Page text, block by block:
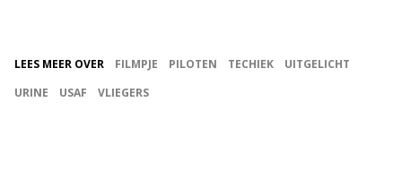
LEES MEER OVER FILMPJE PILOTEN TECHIEK
UITGELICHT
URINE
USAF VLIEGERS